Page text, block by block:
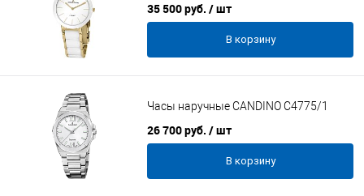
35 500 руб. / шт
В корзину
Часы наручные CANDINO C4775/1
26 700 руб. / шт
В корзину